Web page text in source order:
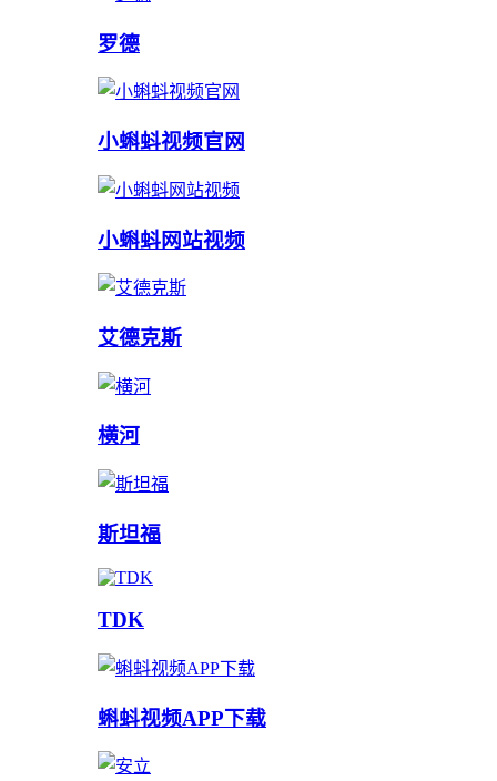
罗德
小蝌蚪视频官网
小蝌蚪网站视频
艾德克斯
横河
斯坦福
TDK
蝌蚪视频APP下载